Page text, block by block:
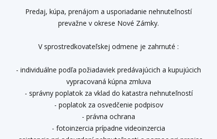
Predaj, kúpa, prenájom a usporiadanie nehnuteľností
prevažne v okrese Nové Zámky.
V sprostredkovateľskej odmene je zahrnuté :
- individuálne podľa požiadaviek predávajúcich a kupujúcich
vypracovaná kúpna zmluva
- správny poplatok za vklad do katastra nehnuteľností
- poplatok za osvedčenie podpisov
- právna ochrana
- fotoinzercia prípadne videoinzercia